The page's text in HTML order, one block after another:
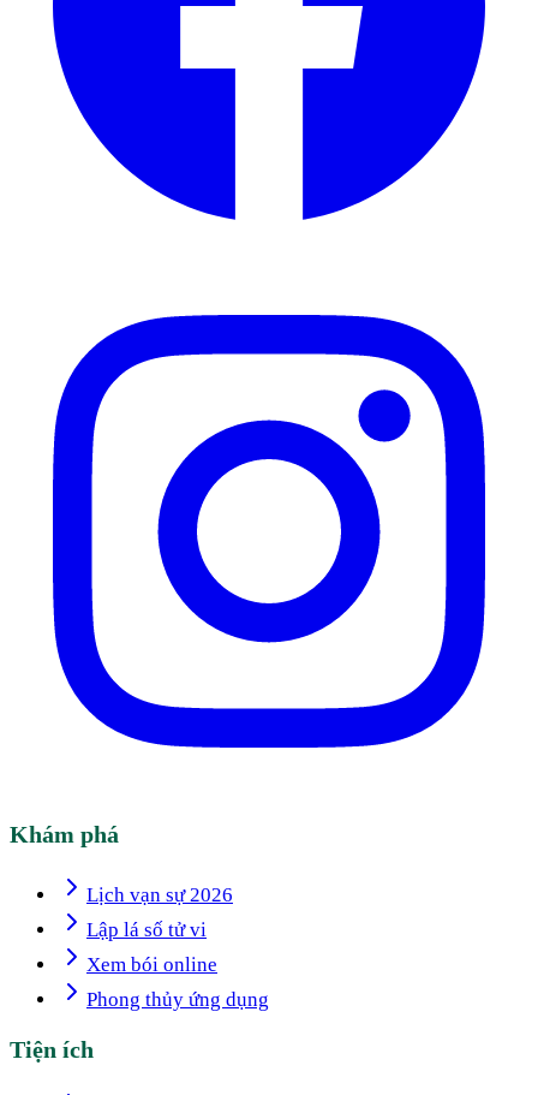
Khám phá
Lịch vạn sự 2026
Lập lá số tử vi
Xem bói online
Phong thủy ứng dụng
Tiện ích